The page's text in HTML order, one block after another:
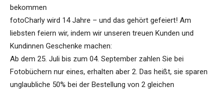
bekommen
fotoCharly wird 14 Jahre – und das gehört gefeiert! Am
liebsten feiern wir, indem wir unseren treuen Kunden und
Kundinnen Geschenke machen:
Ab dem 25. Juli bis zum 04. September zahlen Sie bei
Fotobüchern nur eines, erhalten aber 2. Das heißt, sie sparen
unglaubliche 50% bei der Bestellung von 2 gleichen